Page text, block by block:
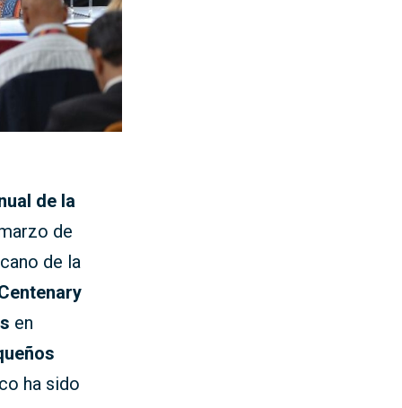
de la
de
de la
en
ha sido